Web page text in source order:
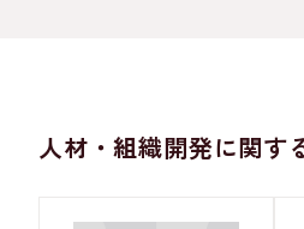
人材・組織開発に関す